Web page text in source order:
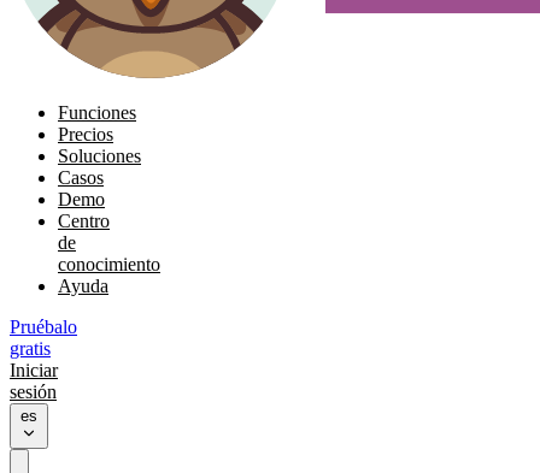
Funciones
Precios
Soluciones
Casos
Demo
Centro
de
conocimiento
Ayuda
Pruébalo
gratis
Iniciar
sesión
es